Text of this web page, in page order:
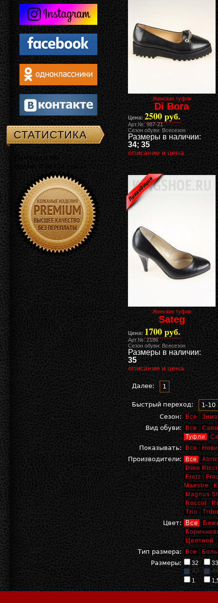
Женские туфли
Di Bora
Цена: 2500 руб.
Арт.№: 987-21
Сезон обуви: Всесезон
Размеры в наличии:
34; 35
описание и цена
Женские туфли
Sateg
Цена: 1700 руб.
Арт.№: 2186
Сезон обуви: Всесезон
Размеры в наличии:
35
описание и цена
Далее: 1
Быстрый переход:
1-10
Сезон:
Все Зима
Вид обуви: Все
Туфли
Показывать: Все
Производители: Все
Dino Ricci
Fretz
Maestre
Magnus
Roccol
Trio
Цвет: Все
Цветной
Тип размера:
Все
Размеры: 32
33
43
1
СТАТИСТИКА
Память: 4 Mb
Время: 0.06724 сек.